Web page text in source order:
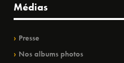
Médias
Presse
Nos albums photos